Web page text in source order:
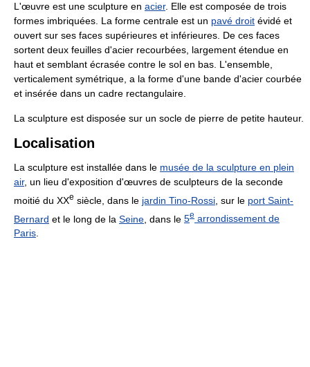
L'œuvre est une sculpture en acier. Elle est composée de trois
formes imbriquées. La forme centrale est un pavé droit évidé et
ouvert sur ses faces supérieures et inférieures. De ces faces
sortent deux feuilles d'acier recourbées, largement étendue en
haut et semblant écrasée contre le sol en bas. L'ensemble,
verticalement symétrique, a la forme d'une bande d'acier courbée
et insérée dans un cadre rectangulaire.
La sculpture est disposée sur un socle de pierre de petite hauteur.
Localisation
La sculpture est installée dans le musée de la sculpture en plein
air, un lieu d'exposition d'œuvres de sculpteurs de la seconde
moitié du XXe siècle, dans le jardin Tino-Rossi , sur le port Saint-
Bernard et le long de la Seine , dans le 5e arrondissement de
Paris.